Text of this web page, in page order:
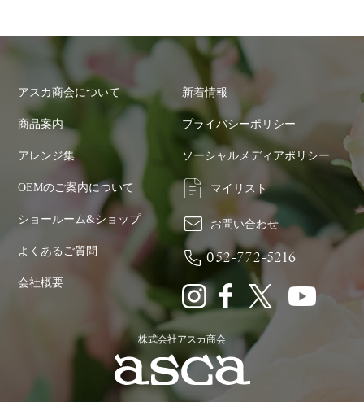
アスカ商会について
商品案内
アレンジ集
OEMのご案内について
ショールーム&ショップ
よくあるご質問
会社概要
新着情報
プライバシーポリシー
ソーシャルメディアポリシー
マイリスト
お問い合わせ
052-772-5216
株式会社アスカ商会